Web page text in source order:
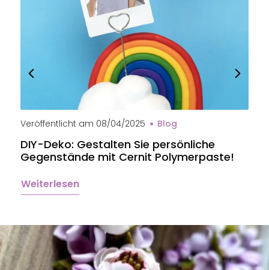
Veröffentlicht am 08/04/2025 Blog
DIY-Deko: Gestalten Sie persönliche
Gegenstände mit Cernit Polymerpaste!
Weiterlesen